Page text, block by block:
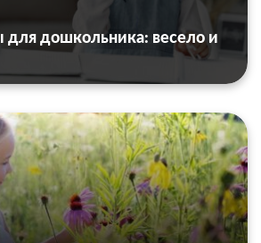
для дошкольника: весело и